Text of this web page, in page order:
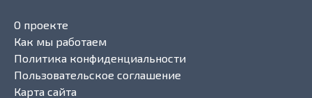
О проекте
Как мы работаем
Политика конфиденциальности
Пользовательское соглашение
Карта сайта